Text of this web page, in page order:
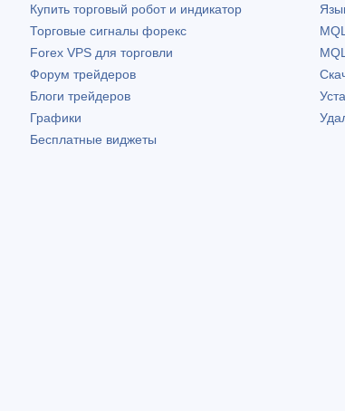
Купить торговый робот и индикатор
Торговые сигналы форекс
Forex VPS для торговли
Форум трейдеров
Блоги трейдеров
Графики
Бесплатные виджеты